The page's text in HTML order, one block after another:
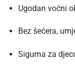
Ugodan voćni
Bez šećera,
Sigurna za